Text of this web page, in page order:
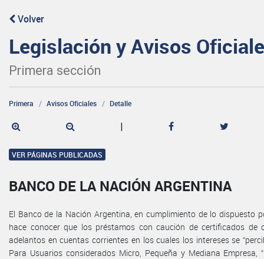
Volver
Legislación y Avisos
Primera sección
Primera Avisos Oficiales Detalle
|
VER PÁGINAS PUBLICADAS
BANCO DE LA NACIÓN ARGENTINA
El Banco de la Nación Argentina, en cumplimiento de lo dispuesto
hace conocer que los préstamos con caución de certificados
adelantos en cuentas corrientes en los cuales los intereses se
Para Usuarios considerados Micro, Pequeña y Mediana Empresa,